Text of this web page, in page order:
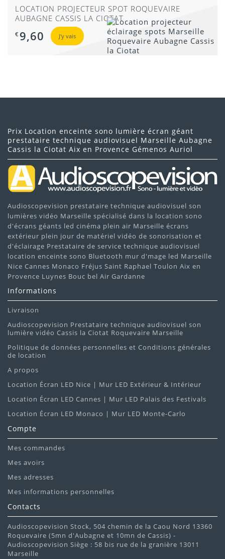
LOCATION PROJECTEUR SPOT ROQUEVAIRE
AUBAGNE CASSIS LA CIOTAT
€ 9,60 J'y vais
Prix Location enceinte sono lumière écran géant
prestataire technique audiovisuel Marseille Aubagne
Cassis la Ciotat Aix en Provence Gémenos Auriol
Audioscopevision prestataire technique audiovisuel son
lumières vidéo Marseille spécialisé dans la location sono
d'écrans géants led cinéma plein air Marseille écrans
extérieur plein jour de matériel vidéo de sonorisation et
d'éclairage Prestataire de service technique audiovisuel
location enceinte sono Bluetooth mur d'mage led Marseille
Nice Cannes Monaco Fréjus Saint Raphael Toulon Aix en
Provence Luynes Bouc bel Air Gardanne
Informations
Livraison
Audioscopevision Prestataire technique audiovisuel son
lumière vidéo Cassis la Ciotat Roquevaire Marseille
Politique de données personnelles et Conditions générales
de location
A propos
Location Écran LED Nice | Mur LED Extérieur & Intérieur
Location Écran LED Cannes | Mur LED Palais des Festivals
Location Écran LED Monaco | Mur LED Monte-Carlo
Compte
Mes commandes
Mes avoirs
Mes adresses
Mes informations personnelles
Contacts
Audioscopevision Stock, 504 chemin de la Caou Nord 13360
Roquevaire (5mn d'Aubagne et 10mn de Cassis) -
Audioscopevision Siège : 58 bis rue de la granière 13011
Marseille